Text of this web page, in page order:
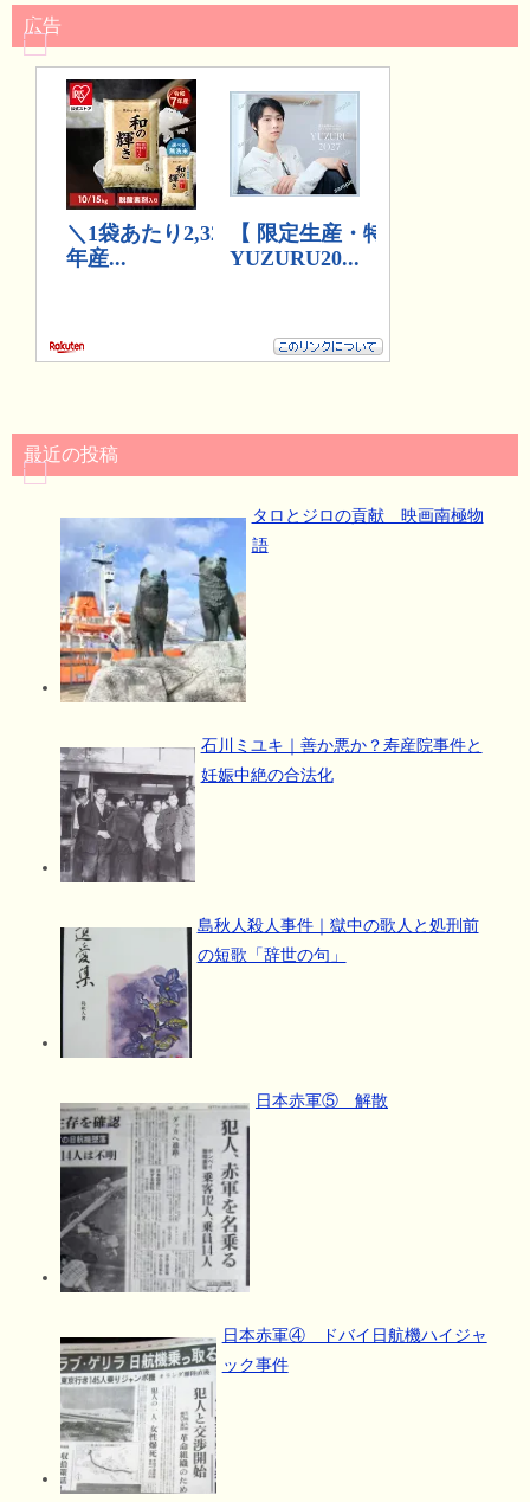
広告
最近の投稿
タロとジロの貢献 映画南極物
語
石川ミユキ｜善か悪か？寿産院事件と
妊娠中絶の合法化
島秋人殺人事件｜獄中の歌人と処刑前
の短歌「辞世の句」
日本赤軍⑤ 解散
日本赤軍④ ドバイ日航機ハイジャ
ック事件